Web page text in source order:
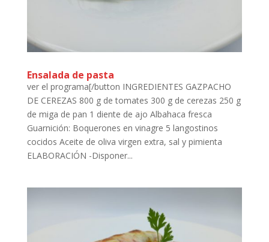
Ensalada de pasta
ver el programa[/button INGREDIENTES GAZPACHO
DE CEREZAS 800 g de tomates 300 g de cerezas 250 g
de miga de pan 1 diente de ajo Albahaca fresca
Guarnición: Boquerones en vinagre 5 langostinos
cocidos Aceite de oliva virgen extra, sal y pimienta
ELABORACIÓN -Disponer...